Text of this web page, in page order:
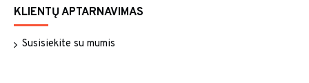
KLIENTŲ APTARNAVIMAS
Susisiekite su mumis